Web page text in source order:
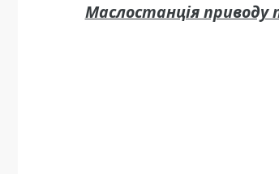
Маслостанція приводу